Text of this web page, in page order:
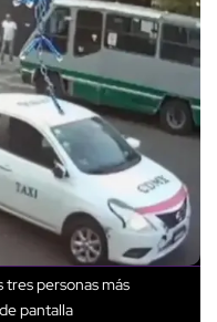
personas más
pantalla